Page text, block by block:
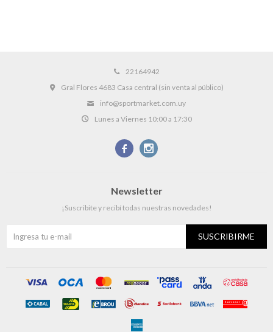
22164942
Gral Flores 4683 Casa central (sin venta al público)
info@sportmarket.com.uy
Lunes a Viernes 10:00 a 17:30
 
Newsletter
¡Suscribite y recibí todas nuestras novedades!
SUSCRIBIRME